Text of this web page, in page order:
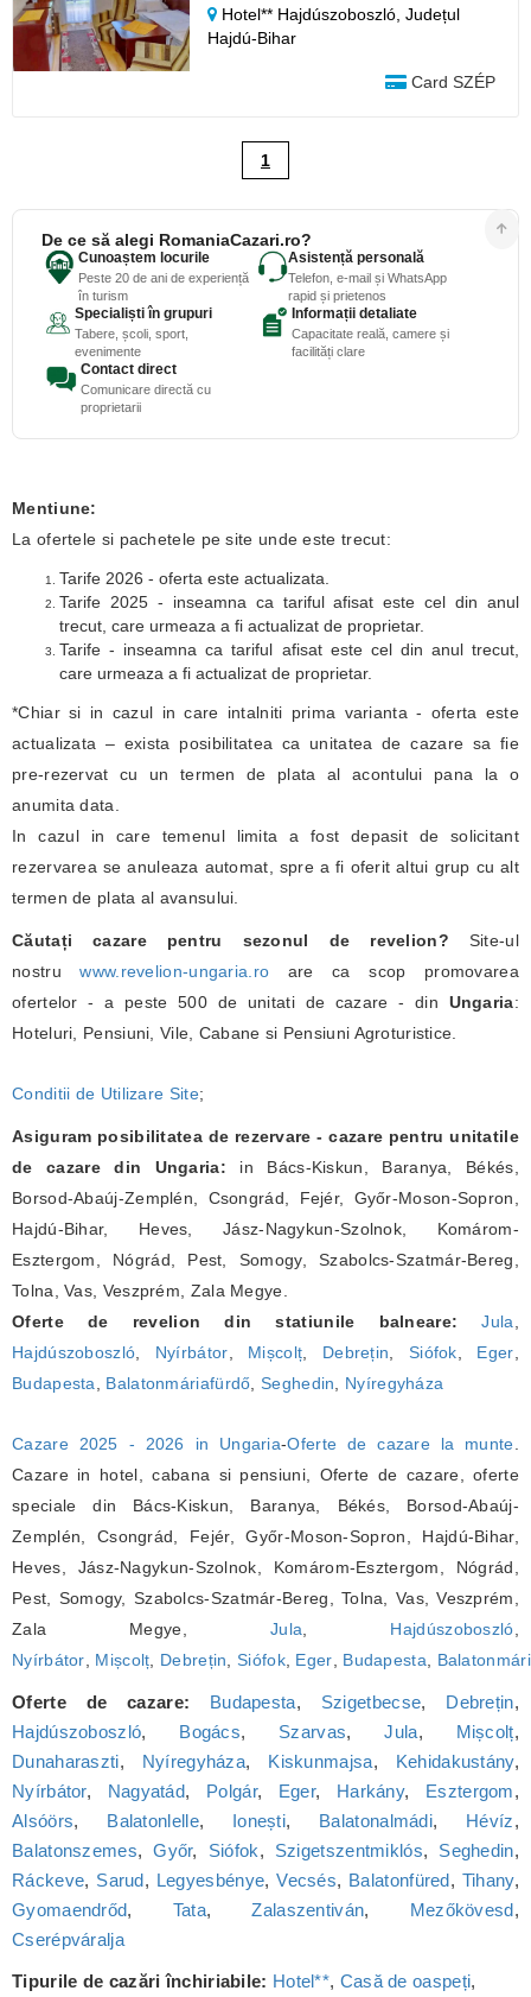
Hotel** Hajdúszoboszló,Județul
Hajdú-Bihar
Card SZÉP
1
De ce să alegi RomaniaCazari.ro?
Cunoaștem locurile
Peste 20 de ani de experiență
în turism
Asistență personală
Telefon, e-mail și WhatsApp
rapid și prietenos
Specialiști în grupuri
Tabere, școli, sport,
evenimente
Informații detaliate
Capacitate reală, camere și
facilități clare
Contact direct
Comunicare directă cu
proprietarii
Mentiune:
La ofertele si pachetele pe site unde este trecut:
Tarife 2026 - oferta este actualizata.
Tarife 2025 - inseamna ca tariful afisat este cel din anul
trecut, care urmeaza a fi actualizat de proprietar.
Tarife - inseamna ca tariful afisat este cel din anul trecut,
care urmeaza a fi actualizat de proprietar.
*Chiar si in cazul in care intalniti prima varianta - oferta este
actualizata – exista posibilitatea ca unitatea de cazare sa fie
pre-rezervat cu un termen de plata al acontului pana la o
anumita data.
In cazul in care temenul limita a fost depasit de solicitant
rezervarea se anuleaza automat, spre a fi oferit altui grup cu alt
termen de plata al avansului.
Căutați cazare pentru sezonul de revelion? Site-ul
nostruwww.revelion-ungaria.ro are ca scop promovarea
ofertelor - a peste 500 de unitati de cazare - din Ungaria:
Hoteluri, Pensiuni, Vile, Cabane si Pensiuni Agroturistice.
Conditii de Utilizare Site;
Asiguram posibilitatea de rezervare - cazare pentru unitatile
de cazare din Ungaria: in Bács-Kiskun, Baranya, Békés,
Borsod-Abaúj-Zemplén, Csongrád, Fejér, Győr-Moson-Sopron,
Hajdú-Bihar, Heves, Jász-Nagykun-Szolnok, Komárom-
Esztergom, Nógrád, Pest, Somogy, Szabolcs-Szatmár-Bereg,
Tolna, Vas, Veszprém, Zala Megye.
Oferte de revelion din statiunile balneare:
Jula
Hajdúszoboszló
Nyírbátor Mișcolț Debrețin Siófok Eger
Budapesta
Balatonmáriafürdő ,Seghedin Nyíregyháza
Cazare 2025 - 2026 in Ungaria-Oferte de cazare la munte
Cazare in hotel, cabana si pensiuni, Oferte de cazare, oferte
speciale din Bács-Kiskun, Baranya, Békés, Borsod-Abaúj-
Zemplén, Csongrád, Fejér, Győr-Moson-Sopron, Hajdú-Bihar,
Heves, Jász-Nagykun-Szolnok, Komárom-Esztergom, Nógrád,
Pest, Somogy, Szabolcs-Szatmár-Bereg, Tolna, Vas, Veszprém,
Zala Megye, Jula Hajdúszoboszló
Nyírbátor
Mișcolț Debrețin ,Siófok, Eger Budapesta
Oferte de cazare: Budapesta, Szigetbecse, Debrețin,
Hajdúszoboszló, Bogács, Szarvas,Jula, Mișcolț,
Dunaharaszti, Nyíregyháza, Kiskunmajsa, Kehidakustány,
Nyírbátor, Nagyatád, Polgár, Eger, Harkány, Esztergom,
Alsóörs, Balatonlelle, Ionești, Balatonalmádi, Hévíz,
Balatonszemes,Győr, Siófok, Szigetszentmiklós, Seghedin,
Ráckeve, Sarud, Legyesbénye,Vecsés, Balatonfüred, Tihany,
Gyomaendrőd, Tata,Zalaszentiván, Mezőkövesd,
Cserépváralja
Tipurile de cazări închiriabile: Hotel**, Casă de oaspeți,